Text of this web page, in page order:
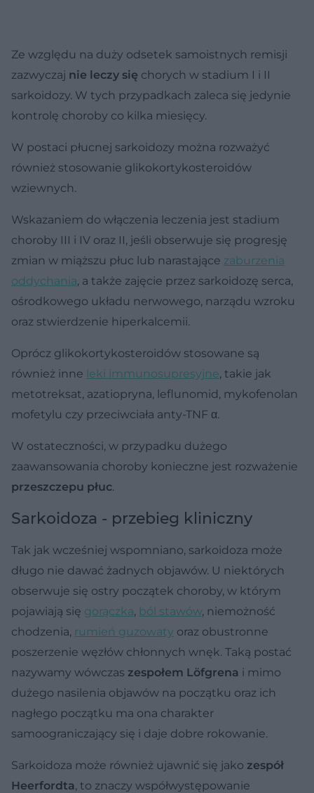
Ze względu na duży odsetek samoistnych remisji
zazwyczaj nie leczy się chorych w stadium I i II
sarkoidozy. W tych przypadkach zaleca się jedynie
kontrolę choroby co kilka miesięcy.
W postaci płucnej sarkoidozy można rozważyć
również stosowanie glikokortykosteroidów
wziewnych.
Wskazaniem do włączenia leczenia jest stadium
choroby III i IV oraz II, jeśli obserwuje się progresję
zmian w miąższu płuc lub narastające zaburzenia
oddychania, a także zajęcie przez sarkoidozę serca,
ośrodkowego układu nerwowego, narządu wzroku
oraz stwierdzenie hiperkalcemii.
Oprócz glikokortykosteroidów stosowane są
również inne leki immunosupresyjne, takie jak
metotreksat, azatiopryna, leflunomid, mykofenolan
mofetylu czy przeciwciała anty-TNF α.
W ostateczności, w przypadku dużego
zaawansowania choroby konieczne jest rozważenie
przeszczepu płuc.
Sarkoidoza - przebieg kliniczny
Tak jak wcześniej wspomniano, sarkoidoza może
długo nie dawać żadnych objawów. U niektórych
obserwuje się ostry początek choroby, w którym
pojawiają się gorączka, ból stawów, niemożność
chodzenia, rumień guzowaty oraz obustronne
poszerzenie węzłów chłonnych wnęk. Taką postać
nazywamy wówczas zespołem Löfgrena i mimo
dużego nasilenia objawów na początku oraz ich
nagłego początku ma ona charakter
samoograniczający się i daje dobre rokowanie.
Sarkoidoza może również ujawnić się jako zespół
Heerfordta, to znaczy współwystępowanie